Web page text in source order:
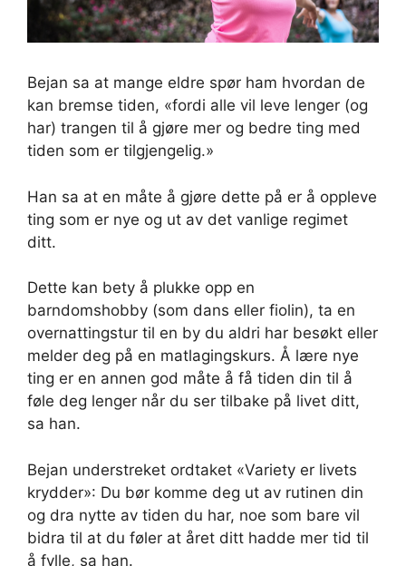
Bejan sa at mange eldre spør ham hvordan de
kan bremse tiden, «fordi alle vil leve lenger (og
har) trangen til å gjøre mer og bedre ting med
tiden som er tilgjengelig.»
Han sa at en måte å gjøre dette på er å oppleve
ting som er nye og ut av det vanlige regimet
ditt.
Dette kan bety å plukke opp en
barndomshobby (som dans eller fiolin), ta en
overnattingstur til en by du aldri har besøkt eller
melder deg på en matlagingskurs. Å lære nye
ting er en annen god måte å få tiden din til å
føle deg lenger når du ser tilbake på livet ditt,
sa han.
Bejan understreket ordtaket «Variety er livets
krydder»: Du bør komme deg ut av rutinen din
og dra nytte av tiden du har, noe som bare vil
bidra til at du føler at året ditt hadde mer tid til
å fylle, sa han.